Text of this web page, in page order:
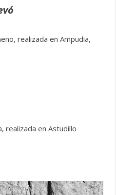
realizada en Ampudia,
realizada en Astudillo